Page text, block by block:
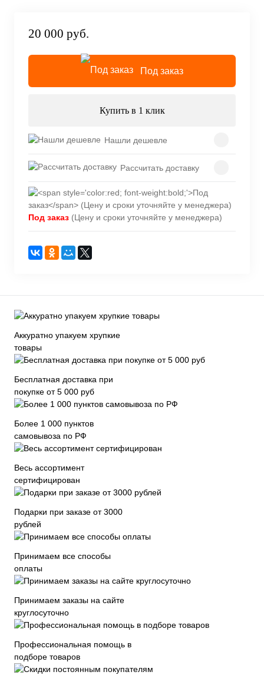
20 000 руб.
Под заказ
Купить в 1 клик
Нашли дешевле
Рассчитать доставку
Под заказ (Цену и сроки уточняйте у менеджера)
Аккуратно упакуем хрупкие
товары
Бесплатная доставка при
покупке от 5 000 руб
Более 1 000 пунктов
самовывоза по РФ
Весь ассортимент
сертифицирован
Подарки при заказе от 3000
рублей
Принимаем все способы
оплаты
Принимаем заказы на сайте
круглосуточно
Профессиональная помощь в
подборе товаров